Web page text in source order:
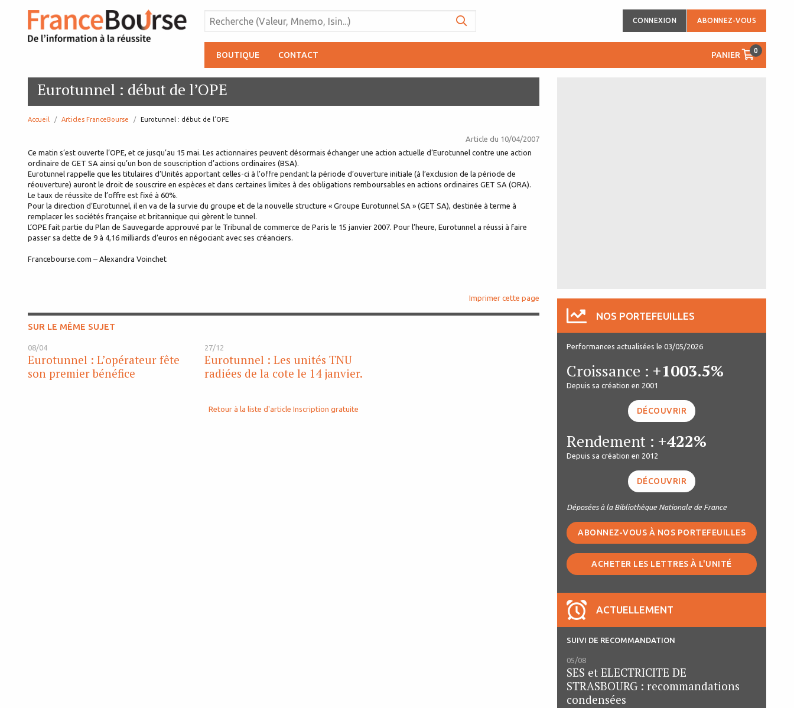
CONNEXION ABONNEZ-VOUS
BOUTIQUE CONTACT PANIER 0
Eurotunnel : début de l’OPE
Accueil Articles FranceBourse page:
Eurotunnel : début de l’OPE
Article du 10/04/2007
Ce matin s’est ouverte l’OPE, et ce jusqu’au 15 mai. Les actionnaires peuvent désormais échanger une action actuelle d’Eurotunnel contre une action
ordinaire de GET SA ainsi qu’un bon de souscription d’actions ordinaires (BSA).
Eurotunnel rappelle que les titulaires d’Unités apportant celles-ci à l’offre pendant la période d’ouverture initiale (à l’exclusion de la période de
réouverture) auront le droit de souscrire en espèces et dans certaines limites à des obligations remboursables en actions ordinaires GET SA (ORA).
Le taux de réussite de l’offre est fixé à 60%.
Pour la direction d’Eurotunnel, il en va de la survie du groupe et de la nouvelle structure « Groupe Eurotunnel SA » (GET SA), destinée à terme à
remplacer les sociétés française et britannique qui gèrent le tunnel.
L’OPE fait partie du Plan de Sauvegarde approuvé par le Tribunal de commerce de Paris le 15 janvier 2007. Pour l’heure, Eurotunnel a réussi à faire
passer sa dette de 9 à 4,16 milliards d’euros en négociant avec ses créanciers.
Francebourse.com – Alexandra Voinchet
Imprimer cette page
SUR LE MÊME SUJET
08/04
Eurotunnel : L’opérateur fête
son premier bénéfice
27/12
Eurotunnel : Les unités TNU
radiées de la cote le 14 janvier.
Retour à la liste d'article Inscription gratuite
NOS PORTEFEUILLES
Performances actualisées le 03/05/2026
Croissance : +1003.5%
Depuis sa création en 2001
DÉCOUVRIR
Rendement : +422%
Depuis sa création en 2012
DÉCOUVRIR
Déposées à la Bibliothèque Nationale de France
ABONNEZ-VOUS À NOS PORTEFEUILLES
ACHETER LES LETTRES À L'UNITÉ
ACTUELLEMENT
SUIVI DE RECOMMANDATION
05/08
SES et ELECTRICITE DE
STRASBOURG : recommandations
condensées